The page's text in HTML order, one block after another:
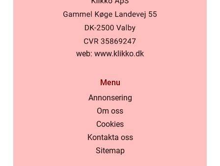
web: www.klikko.dk
Menu
Annonsering
Om oss
Cookies
Kontakta oss
Sitemap